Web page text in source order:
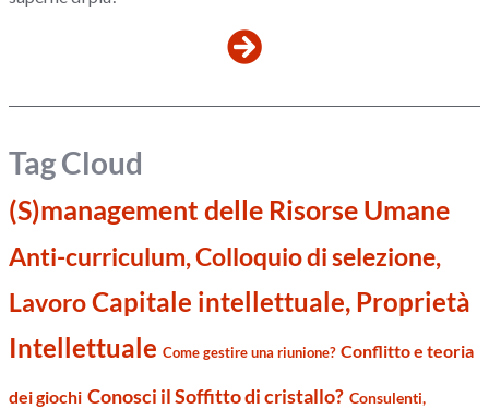
Tag Cloud
(S)management delle Risorse Umane
Anti-curriculum, Colloquio di selezione,
LavoroCapitale intellettuale, Proprietà
Intellettuale Come gestire una riunione? Conflitto e teoria
dei giochi Conosci il Soffitto di cristallo? Consulenti,